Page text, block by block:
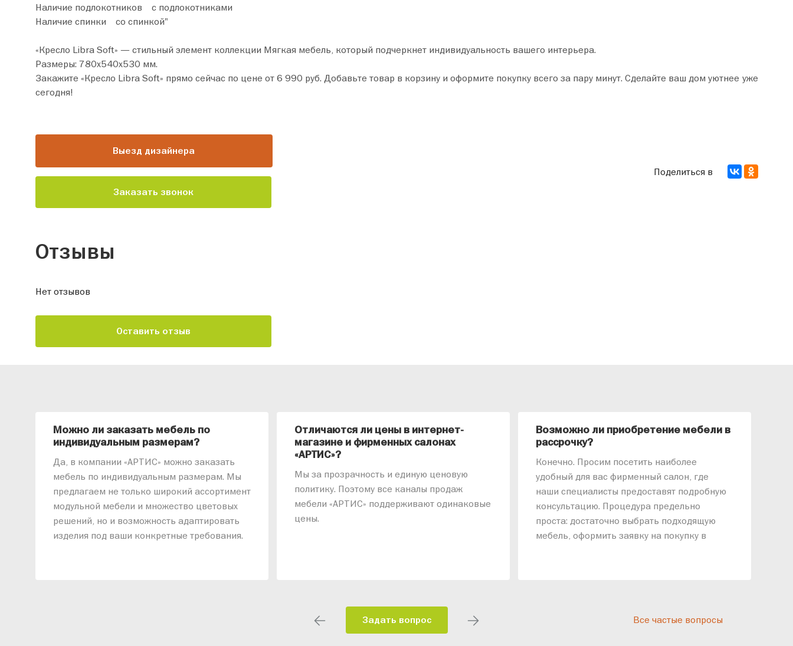
Наличие подлокотников с подлокотниками
Наличие спинки со спинкой"
«Кресло Libra Soft» — стильный элемент коллекции Мягкая мебель, который подчеркнет индивидуальность вашего интерьера.
Размеры: 780х540х530 мм.
Закажите «Кресло Libra Soft» прямо сейчас по цене от 6 990 руб. Добавьте товар в корзину и оформите покупку всего за пару минут. Сделайте ваш дом уютнее уже
сегодня!
Выезд дизайнера
Заказать звонок
Поделиться в
Отзывы
Нет отзывов
Оставить отзыв
Можно ли заказать мебель по
индивидуальным размерам?
Да, в компании «АРТИС» можно заказать
мебель по индивидуальным размерам. Мы
предлагаем не только широкий ассортимент
модульной мебели и множество цветовых
решений, но и возможность адаптировать
изделия под ваши конкретные требования.
Отличаются ли цены в интернет-
магазине и фирменных салонах
«АРТИС»?
Мы за прозрачность и единую ценовую
политику. Поэтому все каналы продаж
мебели «АРТИС» поддерживают одинаковые
цены.
Возможно ли приобретение мебели в
рассрочку?
Конечно. Просим посетить наиболее
удобный для вас фирменный салон, где
наши специалисты предоставят подробную
консультацию. Процедура предельно
проста: достаточно выбрать подходящую
мебель, оформить заявку на покупку в
Задать вопрос Все частые вопросы